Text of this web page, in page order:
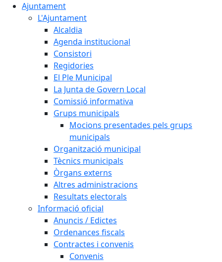
Ajuntament
L'Ajuntament
Alcaldia
Agenda institucional
Consistori
Regidories
El Ple Municipal
La Junta de Govern Local
Comissió informativa
Grups municipals
Mocions presentades pels grups
municipals
Organització municipal
Tècnics municipals
Òrgans externs
Altres administracions
Resultats electorals
Informació oficial
Anuncis / Edictes
Ordenances fiscals
Contractes i convenis
Convenis